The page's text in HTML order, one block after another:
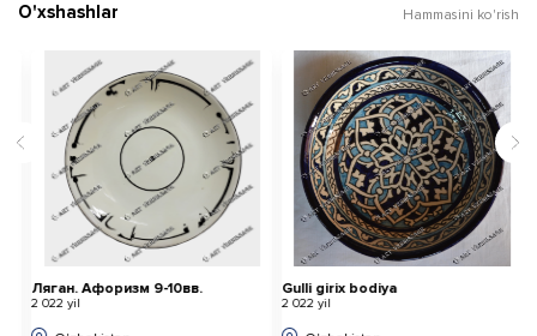
O'xshashlar Hammasini ko'rish
Ляган. Афоризм 9-10вв.
2 022 yil
Gulli girix bodiya
2 022 yil